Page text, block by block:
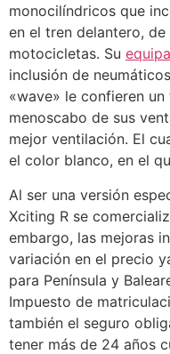
monocilíndricos que
en el tren delantero,
motocicletas. Su
inclusión de
«wave» le confieren
menoscabo de sus
mejor ventilación. El
el color blanco, en el
Al ser una versión
Xciting R se
embargo, las mejoras
variación en el precio
para Península y
Impuesto de
también el seguro
tener más de 24 años